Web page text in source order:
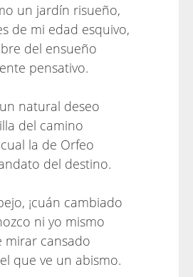
un jardín risueño,
de mi edad esquivo,
del ensueño
pensativo.
natural deseo
del camino
la de Orfeo
del destino.
¡cuán cambiado
ni yo mismo
mirar cansado
que ve un abismo.